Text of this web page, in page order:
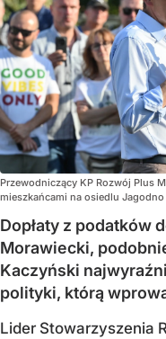
Przewodniczący KP Rozwój Plus
mieszkańcami na osiedlu Jagodno
Dopłaty z podatków
Morawiecki,
Kaczyński
polityki, którą
Lider Stowarzyszenia